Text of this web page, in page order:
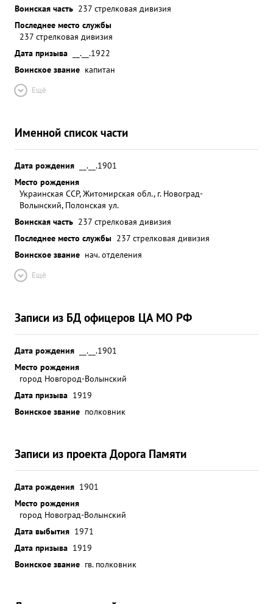
Воинская часть 237 стрелковая дивизия
Последнее место службы
237 стрелковая дивизия
Дата призыва
__.__.1922
Воинское звание капитан
Ещё
Именной список части
Дата рождения
__.__.1901
Место рождения
Украинская ССР, Житомирская обл., г. Новоград-
Волынский, Полонская ул.
Воинская часть 237 стрелковая дивизия
Последнее место службы 237 стрелковая дивизия
Воинское звание нач. отделения
Ещё
Записи из БД офицеров ЦА МО РФ
Дата рождения
__.__.1901
Место рождения
город Новгород-Волынский
Дата призыва 1919
Воинское звание полковник
Записи из проекта Дорога Памяти
Дата рождения 1901
Место рождения
город Новоград-Волынский
Дата выбытия 1971
Дата призыва 1919
Воинское звание гв. полковник